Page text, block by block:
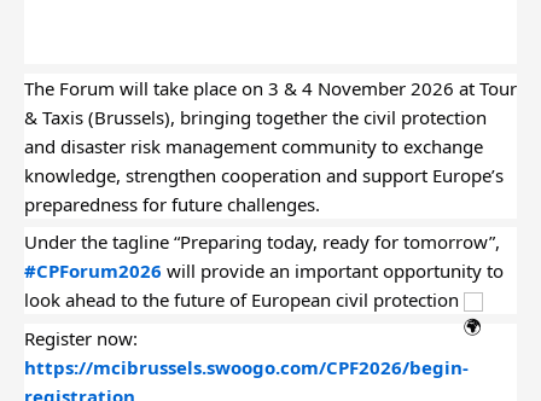
The Forum will take place on 3 & 4 November 2026 at Tour
& Taxis (Brussels), bringing together the civil protection
and disaster risk management community to exchange
knowledge, strengthen cooperation and support Europe’s
preparedness for future challenges.
#CPForum2026 will provide an important opportunity to
look ahead to the future of European civil protection
https://mcibrussels.swoogo.com/CPF2026/begin-
registration